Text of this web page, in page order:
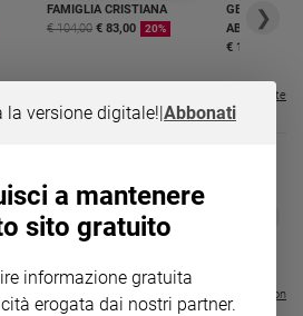
FAMIGLIA CRISTIANA
€ 104,00 € 83,00 20%
GBABY
€ 16,99
❯
Visualizza tutte le riviste
DIARIO G 2026-27
€ 8,90
- € 8,90
Visualizza tutte le collection
la versione digitale!|Abbonati
a mantenere
sito gratuito
informazione gratuita
erogata dai nostri partner.